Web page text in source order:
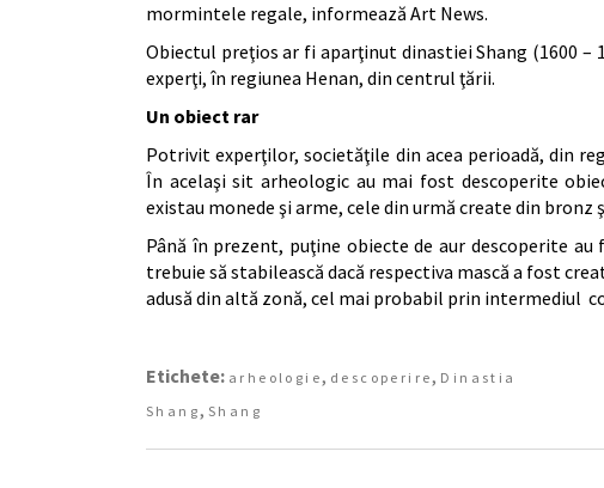
mormintele regale, informează Art News.
Obiectul preţios ar fi aparţinut dinastiei Shang (1600 –
experţi, în regiunea Henan, din centrul ţării.
Un obiect rar
Potrivit experţilor, societăţile din acea perioadă, din
În acelaşi sit arheologic au mai fost descoperite
existau monede şi arme, cele din urmă create din bronz
Până în prezent, puţine obiecte de aur descoperite
trebuie să stabilească dacă respectiva mască a fost
adusă din altă zonă, cel mai probabil prin intermediul
Etichete: arheologie, descoperire, Dinastia
Shang, Shang